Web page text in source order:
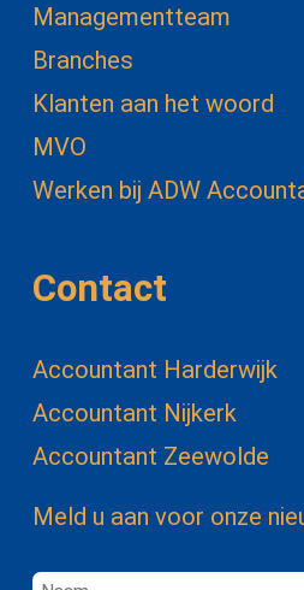
Managementteam
Branches
Klanten aan het woord
MVO
Werken bij ADW
Contact
Accountant Harderwijk
Accountant Nijkerk
Accountant Zeewolde
Meld u aan voor onze